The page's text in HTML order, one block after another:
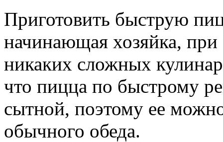
Приготовить быструю
начинающая хозяйка, при
никаких сложных
что пицца по быстрому
сытной, поэтому ее
обычного обеда.